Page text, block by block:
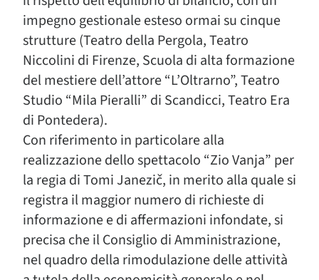
impegno gestionale esteso ormai su cinque
strutture (Teatro della Pergola, Teatro
Niccolini di Firenze, Scuola di alta formazione
del mestiere dell’attore “L’Oltrarno”, Teatro
Studio “Mila Pieralli” di Scandicci, Teatro Era
di Pontedera).
Con riferimento in particolare alla
realizzazione dello spettacolo “Zio Vanja” per
la regia di Tomi Janezič, in merito alla quale si
registra il maggior numero di richieste di
informazione e di affermazioni infondate, si
precisa che il Consiglio di Amministrazione,
nel quadro della rimodulazione delle attività